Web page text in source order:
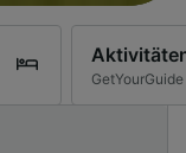
GetYourGuide